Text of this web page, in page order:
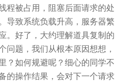
程被占用，阻塞后面请求的处
导致系统负载升高，服务器繁
。好了，大约理解道具复制的
问题，我们从根本原因想想，
？如何规避呢？细心的同学不
的操作结果，会对下一个请求